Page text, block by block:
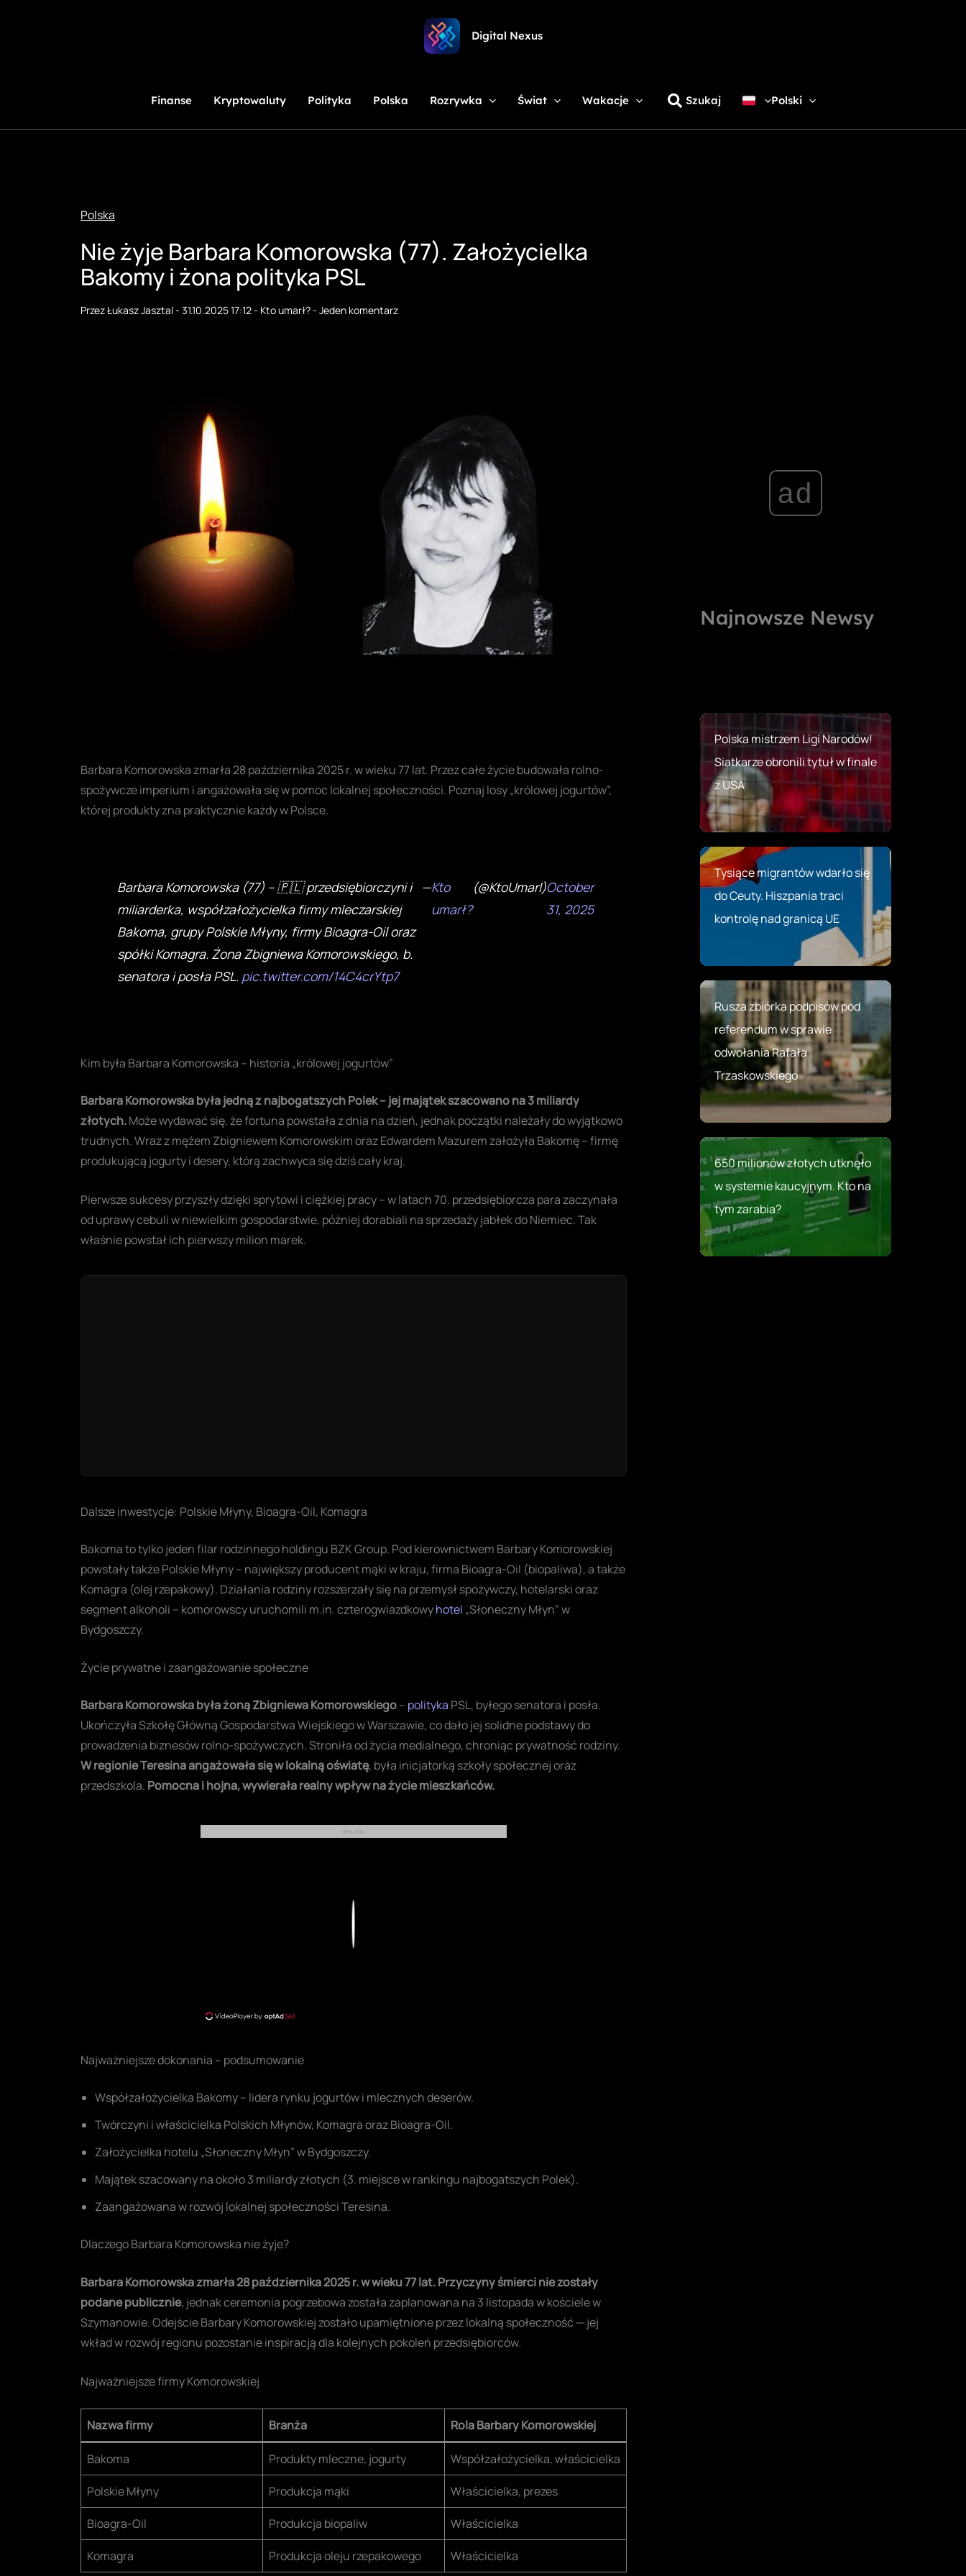
Digital Nexus
Finanse Kryptowaluty Polityka Polska Rozrywka Świat Wakacje Szukaj Polski
Polska
Nie żyje Barbara Komorowska (77). Założycielka
Bakomy i żona polityka PSL
PrzezŁukasz Jasztal- 31.10.2025 17:12- Kto umarł?- Jeden komentarz
Barbara Komorowska zmarła 28 października 2025 r. w wieku 77 lat. Przez całe życie budowała rolno-
spożywcze imperium i angażowała się w pomoc lokalnej społeczności. Poznaj losy „królowej jogurtów”,
której produkty zna praktycznie każdy w Polsce.
Barbara Komorowska (77) – 🇵🇱 przedsiębiorczyni i
miliarderka, współzałożycielka firmy mleczarskiej
Bakoma, grupy Polskie Młyny, firmy Bioagra-Oil oraz
spółki Komagra. Żona Zbigniewa Komorowskiego, b.
senatora i posła PSL. pic.twitter.com/14C4crYtp7
—Kto
umarł?
(@KtoUmarl)October
31, 2025
Kim była Barbara Komorowska – historia „królowej jogurtów”
Barbara Komorowska była jedną z najbogatszych Polek – jej majątek szacowano na 3 miliardy
złotych.Może wydawać się, że fortuna powstała z dnia na dzień, jednak początki należały do wyjątkowo
trudnych. Wraz z mężem Zbigniewem Komorowskim oraz Edwardem Mazurem założyła Bakomę – firmę
produkującą jogurty i desery, którą zachwyca się dziś cały kraj.
Pierwsze sukcesy przyszły dzięki sprytowi i ciężkiej pracy – w latach 70. przedsiębiorcza para zaczynała
od uprawy cebuli w niewielkim gospodarstwie, później dorabiali na sprzedaży jabłek do Niemiec. Tak
właśnie powstał ich pierwszy milion marek.
Dalsze inwestycje: Polskie Młyny, Bioagra-Oil, Komagra
Bakoma to tylko jeden filar rodzinnego holdingu BZK Group. Pod kierownictwem Barbary Komorowskiej
powstały także Polskie Młyny – największy producent mąki w kraju, firma Bioagra-Oil (biopaliwa), a także
Komagra (olej rzepakowy). Działania rodziny rozszerzały się na przemysł spożywczy, hotelarski oraz
segment alkoholi – komorowscy uruchomili m.in. czterogwiazdkowyhotel „Słoneczny Młyn” w
Bydgoszczy.
Życie prywatne i zaangażowanie społeczne
Barbara Komorowska była żoną Zbigniewa Komorowskiego– polityka PSL, byłego senatora i posła.
Ukończyła Szkołę Główną Gospodarstwa Wiejskiego w Warszawie, co dało jej solidne podstawy do
prowadzenia biznesów rolno-spożywczych. Stroniła od życia medialnego, chroniąc prywatność rodziny.
W regionie Teresina angażowała się w lokalną oświatę, była inicjatorką szkoły społecznej oraz
przedszkola. Pomocna i hojna, wywierała realny wpływ na życie mieszkańców.
REKLAMA
Najważniejsze dokonania – podsumowanie
Współzałożycielka Bakomy – lidera rynku jogurtów i mlecznych deserów.
Twórczyni i właścicielka Polskich Młynów, Komagra oraz Bioagra-Oil.
Założycielka hotelu „Słoneczny Młyn” w Bydgoszczy.
Majątek szacowany na około 3 miliardy złotych (3. miejsce w rankingu najbogatszych Polek).
Zaangażowana w rozwój lokalnej społeczności Teresina.
Dlaczego Barbara Komorowska nie żyje?
Barbara Komorowska zmarła 28 października 2025 r. w wieku 77 lat.Przyczyny śmierci nie zostały
podane publicznie, jednak ceremonia pogrzebowa została zaplanowana na 3 listopada w kościele w
Szymanowie. Odejście Barbary Komorowskiej zostało upamiętnione przez lokalną społeczność — jej
wkład w rozwój regionu pozostanie inspiracją dla kolejnych pokoleń przedsiębiorców.
Najważniejsze firmy Komorowskiej
Nazwa firmy Branża Rola Barbary Komorowskiej
Bakoma Produkty mleczne, jogurty Współzałożycielka, właścicielka
Polskie Młyny Produkcja mąki Właścicielka, prezes
Bioagra-Oil Produkcja biopaliw Właścicielka
Komagra Produkcja oleju rzepakowego Właścicielka
ad
Najnowsze Newsy
Polska mistrzem Ligi Narodów!
Siatkarze obronili tytuł w finale
z USA
Tysiące migrantów wdarło się
do Ceuty. Hiszpania traci
kontrolę nad granicą UE
Rusza zbiórka podpisów pod
referendum w sprawie
odwołania Rafała
Trzaskowskiego
650 milionów złotych utknęło
w systemie kaucyjnym. Kto na
tym zarabia?